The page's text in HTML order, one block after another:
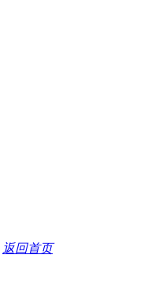
返回首页